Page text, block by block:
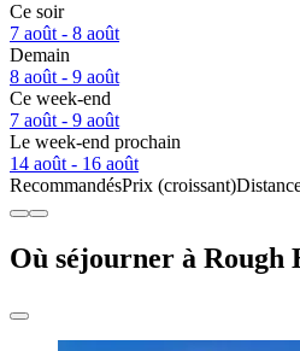
Ce soir
7 août - 8 août
Demain
8 août - 9 août
Ce week-end
7 août - 9 août
Le week-end prochain
14 août - 16 août
RecommandésPrix (croissant)
Où séjourner à Rough